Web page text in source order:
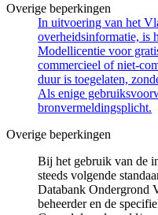
Overige beperkingen
In uitvoering van het
overheidsinformatie, is
Modellicentie voor
commercieel of niet-
duur is toegelaten,
Als enige
bronvermeldingsplicht.
Overige beperkingen
Bij het gebruik van de
steeds volgende
Databank Ondergrond
beheerder en de